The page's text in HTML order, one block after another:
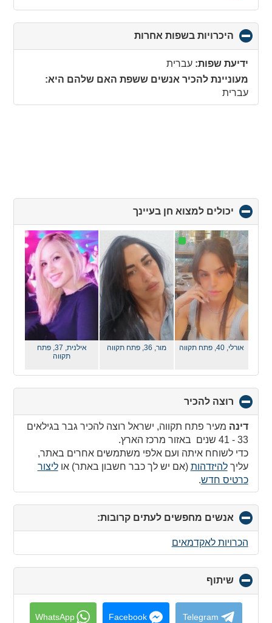
היכרויות בשפות אחרות
to
ידיעת שפות: עברית
מעוניינת להכיר אנשים ששפת האם שלהם היא:
עברית
יכולים למצוא חן בעיינך
to
collapse
contents
אורלי, 40, פתח תקווה מור, 36, פתח תקווה אילנית, 37,
פתח
תקווה
רוצה להכיר
to
collapse
contents
דינה מעיר פתח תקווה, ישראל רוצה להכיר גבר בגילאים
33 - 41 שנים באזור מרכז הארץ.
כדי לשוחח איתה ועם אלפי משתמשים אחרים באתר,
עליךלהיזדהות (אם יש לך כבר חשבון באתר) אוליצור
כרטיס חדש.
אנשים מחפשים לעתים קרובות:
to
contents
הכרויות לאקדמאים
שיתוף
to
collapse
contents
Telegram
Facebook
WhatsApp